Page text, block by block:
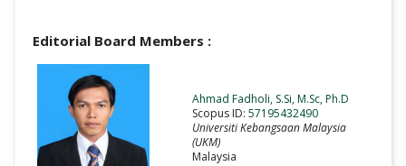
Editorial Board Members :
Ahmad Fadholi, S.Si, M.Sc, Ph.D
Scopus ID: 57195432490
Universiti Kebangsaan Malaysia
(UKM)
Malaysia